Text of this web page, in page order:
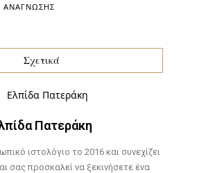
ΑΝΆΓΝΩΣΗΣ
Σχετικά
Πατεράκη
ιστολόγιο το 2016 και συνεχίζει
σας προσκαλεί να ξεκινήσετε ένα